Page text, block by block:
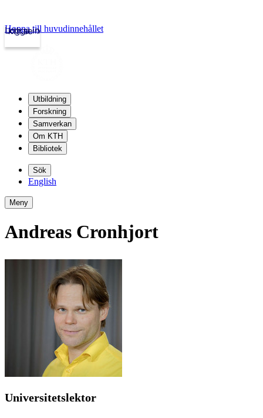
kth.se
Logga in
Hoppa till huvudinnehållet
Utbildning
Forskning
Samverkan
Om KTH
Bibliotek
Sök
English
Meny
Andreas Cronhjort
Universitetslektor